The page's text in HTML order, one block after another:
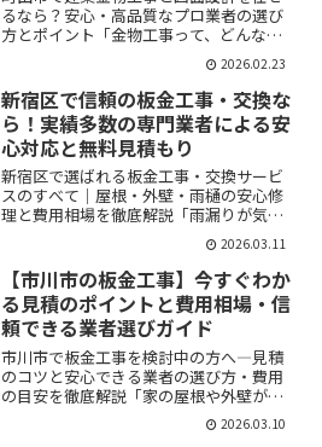
るなら？安心・高品質なプロ業者の選び
方とポイント「金物工事って、どんなこ
とをやるの？」「図面設計って難しそ
う…」町田市で建築やリフォームを計画
している方の多くが、金物工事や図面設
計についてこのような不安や...
2026.02.23
新宿区で信頼の板金工事・交換な
ら！実績多数の専門業者による安
心対応と無料見積もり
新宿区で選ばれる板金工事・交換サービ
スのすべて｜屋根・外壁・雨樋の安心修
理と費用相場を徹底解説「雨漏りが気に
なる」「外壁のサビや傷みを直したい」
「板金工事ってどこに頼めばいいの？」
新宿区でお住まいの方の中には、屋根や
外壁、雨樋の不具合や老朽...
2026.03.11
【市川市の板金工事】今すぐわか
る見積のポイントと費用相場・信
頼できる業者選びガイド
市川市で板金工事を検討中の方へ―見積
のコツと安心できる業者の選び方・費用
の目安を徹底解説「家の屋根や外壁が傷
んできた」「雨樋の交換が必要だけどい
くらかかるのか分からない」「板金工事
2026.03.10